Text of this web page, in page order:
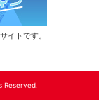
イトです。
Reserved.